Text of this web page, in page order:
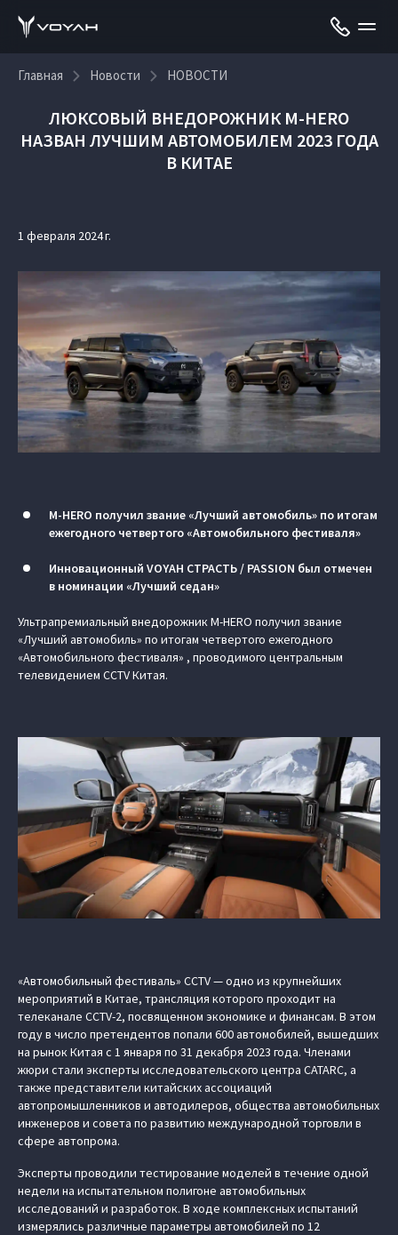
Главная Новости НОВОСТИ
ЛЮКСОВЫЙ ВНЕДОРОЖНИК M-HERO
НАЗВАН ЛУЧШИМ АВТОМОБИЛЕМ 2023 ГОДА
В КИТАЕ
1 февраля 2024 г.
M‑HERO получил звание «Лучший автомобиль» по итогам
ежегодного четвертого «Автомобильного фестиваля»
Инновационный VOYAH СТРАСТЬ / PASSION был отмечен
в номинации «Лучший седан»
Ультрапремиальный внедорожник M‑HERO получил звание
«Лучший автомобиль» по итогам четвертого ежегодного
«Автомобильного фестиваля» , проводимого центральным
телевидением CCTV Китая.
«Автомобильный фестиваль» CCTV — одно из крупнейших
мероприятий в Китае, трансляция которого проходит на
телеканале CCTV-2, посвященном экономике и финансам. В этом
году в число претендентов попали 600 автомобилей, вышедших
на рынок Китая с 1 января по 31 декабря 2023 года. Членами
жюри стали эксперты исследовательского центра CATARC, а
также представители китайских ассоциаций
автопромышленников и автодилеров, общества автомобильных
инженеров и совета по развитию международной торговли в
сфере автопрома.
Эксперты проводили тестирование моделей в течение одной
недели на испытательном полигоне автомобильных
исследований и разработок. В ходе комплексных испытаний
измерялись различные параметры автомобилей по 12